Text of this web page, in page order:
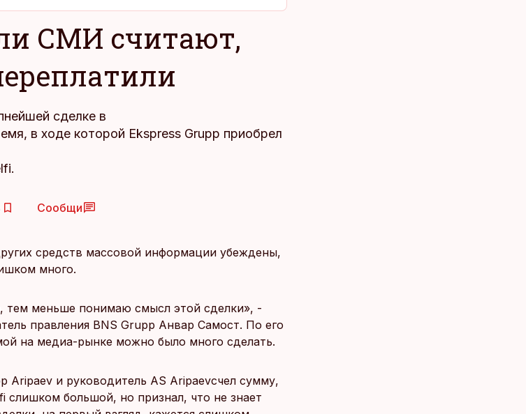
СМИ считают,
сделке в
в ходе которой Ekspress Grupp приобрел
Сообщи
средств массовой информации убеждены,
много.
тем меньше понимаю смысл этой сделки», -
правления BNS Grupp Анвар Самост. По его
на медиа-рынке можно было много сделать.
Aripaev и руководитель AS Aripaevсчел сумму,
слишком большой, но признал, что не знает